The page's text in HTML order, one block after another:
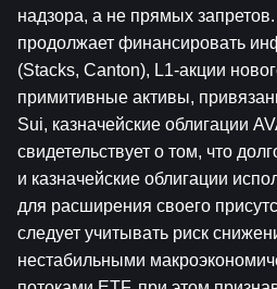
надзора, а не прямых
продолжает финансировать
(Stacks, Canton), L1-акции
примитивные активы,
Sui, казначейские облигации
свидетельствует о том, что
и казначейские облигации
для расширения своего
следует учитывать риск
нестабильными